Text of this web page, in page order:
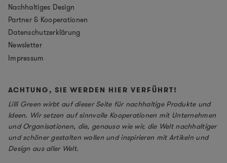
Nachhaltiges Design
Partner & Kooperationen
Datenschutzerklärung
Newsletter
Impressum
ACHTUNG, SIE WERDEN HIER VERFÜHRT!
Lilli Green wirbt auf dieser Seite für nachhaltige Produkte und
Ideen. Wir setzen auf sinnvolle Kooperationen mit Unternehmen
und Organisationen, die, genauso wie wir, die Welt nachhaltiger
und schöner gestalten wollen und inspirieren mit Artikeln und
Design aus aller Welt.